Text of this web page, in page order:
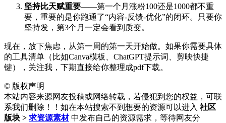
坚持比天赋重要——第一个月涨粉100还是1000都不重
要，重要的是你跑通了“内容-反馈-优化”的闭环。只要你
坚持发，第3个月一定会看到质变。
现在，放下焦虑，从第一周的第一天开始做。如果你需要具体
的工具清单（比如Canva模板、ChatGPT提示词、剪映快捷
键），关注我，下期直接给你整理成pdf下载。
© 版权声明
本站内容来源网友投稿或网络转载，若侵犯到您的权益，可联
系我们删除！！如在本站搜索不到想要的资源可以进入 社区
版块 > 求资源素材 中发布自己的资源需求，等待网友分